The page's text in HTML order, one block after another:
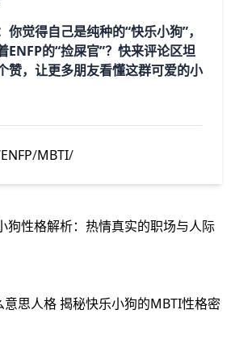
觉得自己是纯种的“快乐小狗”，
ENFP的“捡屎官”？快来评论区坦
赞，让更多朋友看懂这群可爱的小
ENFP/MBTI/
狗性格解析：热情真实的职场与人际
思人格 揭秘快乐小狗的MBTI性格密